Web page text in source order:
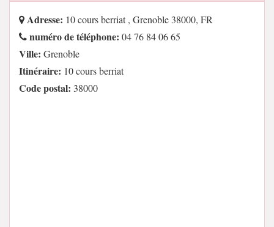
Adresse: 10 cours berriat , Grenoble 38000, FR
numéro de téléphone: 04 76 84 06 65
Ville: Grenoble
Itinéraire: 10 cours berriat
Code postal: 38000